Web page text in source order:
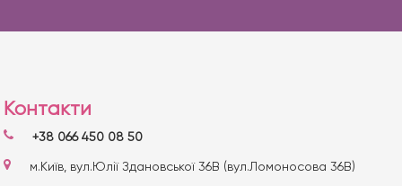
Контакти
+38 066 450 08 50
м.Київ, вул.Юлії Здановської 36В (вул.Ломоносова 36В)